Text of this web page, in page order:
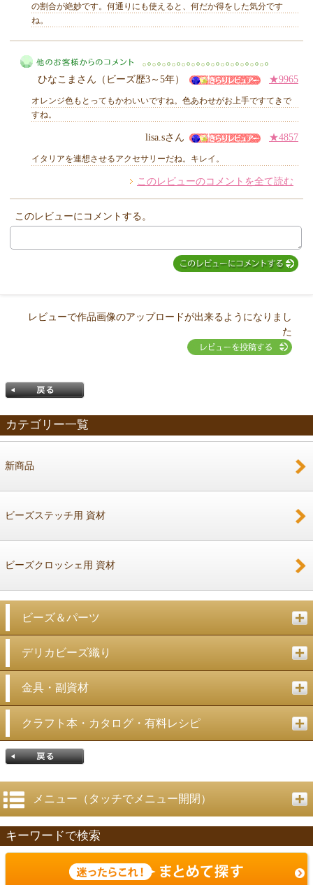
MIYUKI先生からのコメント
の割合が絶妙です。何通りにも使えると、何だか得をした気分です
ね。
他のお客様からのコメント
ひなこまさん（ビーズ歴3～5年） ★9965
オレンジ色もとってもかわいいですね。色あわせがお上手ですてきで
すね。
lisa.sさん ★4857
イタリアを連想させるアクセサリーだね。キレイ。
このレビューのコメントを全て読む
このレビューにコメントする。
レビューで作品画像のアップロードが出来るようになりまし
た
カテゴリー一覧
新商品
ビーズステッチ用 資材
ビーズクロッシェ用 資材
ビーズ＆パーツ
デリカビーズ織り
金具・副資材
クラフト本・カタログ・有料レシピ
戻る
メニュー（タッチでメニュー開閉）
キーワードで検索